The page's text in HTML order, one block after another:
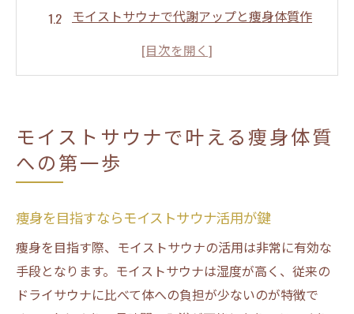
モイストサウナで代謝アップと痩身体質作
痩身効果を高める温冷交代浴のポイントとは
痩身を促進する温冷交代浴の最適な方法
せ
温冷交代浴が痩身体質に与えるメリット
モイストサウナで感じる痩身実感の理由
温冷交代浴の頻度が痩身に及ぼす影響
モイストサウナで叶える痩身体質
への第一歩
痩身を目指すならモイストサウナ活用が鍵
痩身を目指す際、モイストサウナの活用は非常に有効な
手段となります。モイストサウナは湿度が高く、従来の
ドライサウナに比べて体への負担が少ないのが特徴で